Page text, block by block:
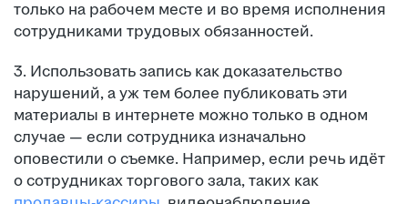
только на рабочем месте и во время исполнения
сотрудниками трудовых обязанностей.
3. Использовать запись как доказательство
нарушений, а уж тем более публиковать эти
материалы в интернете можно только в одном
случае — если сотрудника изначально
оповестили о съемке. Например, если речь идёт
о сотрудниках торгового зала, таких как